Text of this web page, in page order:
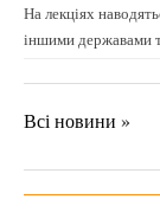
На лекціях
іншими державами
Всі новини »